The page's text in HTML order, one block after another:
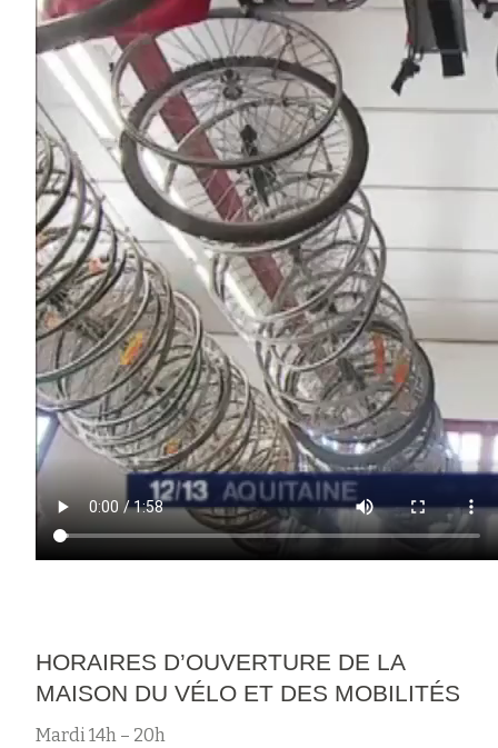
HORAIRES D’OUVERTURE DE LA
MAISON DU VÉLO ET DES MOBILITÉS
Mardi 14h – 20h